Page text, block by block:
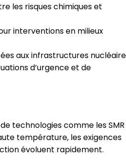
les risques chimiques et
interventions en milieux
aux infrastructures
d’urgence et de
technologies comme les SMR
température, les exigences
évoluent rapidement.